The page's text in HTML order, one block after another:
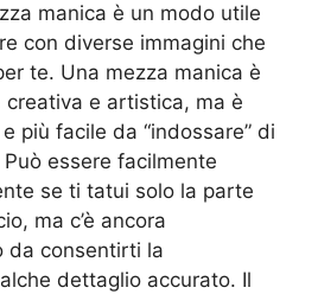
manica è un modo utile
con diverse immagini che
te. Una mezza manica è
e artistica, ma è
più facile da “indossare” di
essere facilmente
se ti tatui solo la parte
ma c’è ancora
da consentirti la
dettaglio accurato. Il